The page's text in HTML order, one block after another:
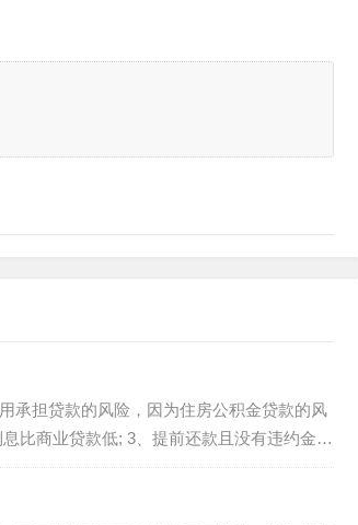
承担贷款的风险，因为住房公积金贷款的风
比商业贷款低; 3、提前还款且没有违约金。
不同。…